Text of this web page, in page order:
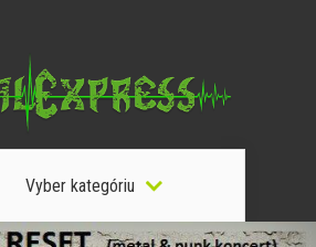
Vyber kategóriu